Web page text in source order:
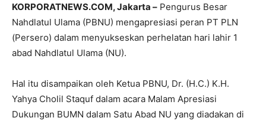
KORPORATNEWS.COM, Jakarta – Pengurus Besar
Nahdlatul Ulama (PBNU) mengapresiasi peran PT PLN
(Persero) dalam menyukseskan perhelatan hari lahir 1
abad Nahdlatul Ulama (NU).
Hal itu disampaikan oleh Ketua PBNU, Dr. (H.C.) K.H.
Yahya Cholil Staquf dalam acara Malam Apresiasi
Dukungan BUMN dalam Satu Abad NU yang diadakan di